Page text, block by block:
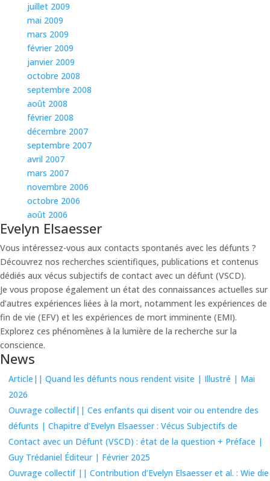
juillet 2009
mai 2009
mars 2009
février 2009
janvier 2009
octobre 2008
septembre 2008
août 2008
février 2008
décembre 2007
septembre 2007
avril 2007
mars 2007
novembre 2006
octobre 2006
août 2006
Evelyn Elsaesser
Vous intéressez-vous aux contacts spontanés avec les défunts ?
Découvrez nos recherches scientifiques, publications et contenus
dédiés aux vécus subjectifs de contact avec un défunt (VSCD).
Je vous propose également un état des connaissances actuelles sur
d’autres expériences liées à la mort, notamment les expériences de
fin de vie (EFV) et les expériences de mort imminente (EMI).
Explorez ces phénomènes à la lumière de la recherche sur la
conscience.
News
Article|| Quand les défunts nous rendent visite | Illustré | Mai
2026
Ouvrage collectif|| Ces enfants qui disent voir ou entendre des
défunts | Chapitre d’Evelyn Elsaesser : Vécus Subjectifs de
Contact avec un Défunt (VSCD) : état de la question + Préface |
Guy Trédaniel Éditeur | Février 2025
Ouvrage collectif || Contribution d’Evelyn Elsaesser et al. : Wie die